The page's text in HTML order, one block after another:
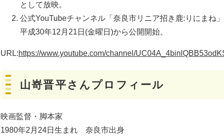
として放映。
公式YouTubeチャンネル「奈良市リニア招き鹿:りにまね
平成30年12月21日(金曜日)から公開開始。
URL:https://www.youtube.com/channel/
山嵜晋平さんプロフィール
映画監督・脚本家
1980年2月24日生まれ 奈良市出身